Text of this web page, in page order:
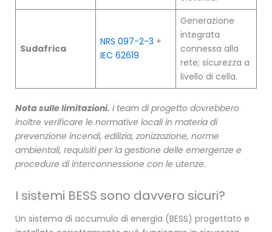
Sudafrica
NRS 097-2-3 +
IEC 62619
Generazione
integrata
connessa alla
rete; sicurezza a
livello di cella.
Nota sulle limitazioni. I team di progetto dovrebbero
inoltre verificare le normative locali in materia di
prevenzione incendi, edilizia, zonizzazione, norme
ambientali, requisiti per la gestione delle emergenze e
procedure di interconnessione con le utenze.
I sistemi BESS sono davvero sicuri?
Un sistema di accumulo di energia (BESS) progettato e